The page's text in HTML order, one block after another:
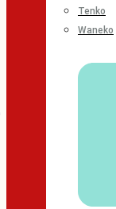
Tenko
Waneko